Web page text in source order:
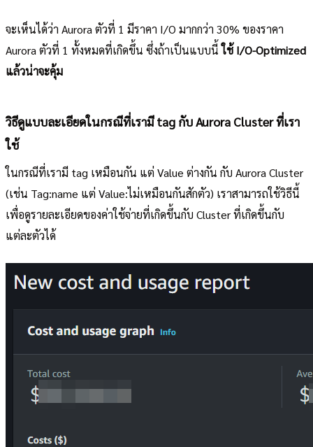
จะเห็นได้ว่า Aurora ตัวที่ 1 มีราคา I/O มากกว่า 30% ของราคา
Aurora ตัวที่ 1 ทั้งหมดที่เกิดขึ้น ซึ่งถ้าเป็นแบบนี้ใช้ I/O-Optimized
แล้วน่าจะคุ้ม
วิธีดูแบบละเอียดในกรณีที่เรามี tag กับ Aurora Cluster ที่เรา
ใช้
ในกรณีที่เรามี tag เหมือนกัน แต่ Value ต่างกัน กับ Aurora Cluster
(เช่น Tag:name แต่ Value:ไม่เหมือนกันสักตัว) เราสามารถใช้วิธีนี้
เพื่อดูรายละเอียดของค่าใช้จ่ายที่เกิดขึ้นกับ Cluster ที่เกิดขึ้นกับ
แต่ละตัวได้